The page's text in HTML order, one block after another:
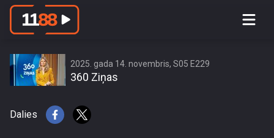
2025. gada 14. novembris, S05 E229
360 Ziņas
Dalies